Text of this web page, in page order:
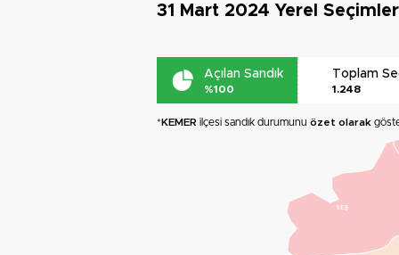
31 Mart 2024 Yerel
Açılan Sandık
%100
Toplam
1.248
*KEMER ilçesi sandık durumunu özet olarak
YEŞ